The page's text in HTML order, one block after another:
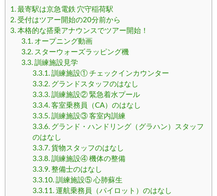
1.最寄駅は京急電鉄 穴守稲荷駅
2. 受付はツアー開始の20分前から
3.本格的な搭乗アナウンスでツアー開始！
3.1.オープニング動画
3.2.スターウォーズラッピング機
3.3.訓練施設見学
3.3.1.訓練施設① チェックインカウンター
3.3.2.グランドスタッフのはなし
3.3.3.訓練施設② 緊急着水プール
3.3.4.客室乗務員（CA）のはなし
3.3.5.訓練施設③ 客室内訓練
3.3.6.グランド・ハンドリング（グラハン）スタッフ
のはなし
3.3.7.貨物スタッフのはなし
3.3.8.訓練施設④ 機体の整備
3.3.9.整備士のはなし
3.3.10.訓練施設⑤ 心肺蘇生
3.3.11.運航乗務員（パイロット）のはなし